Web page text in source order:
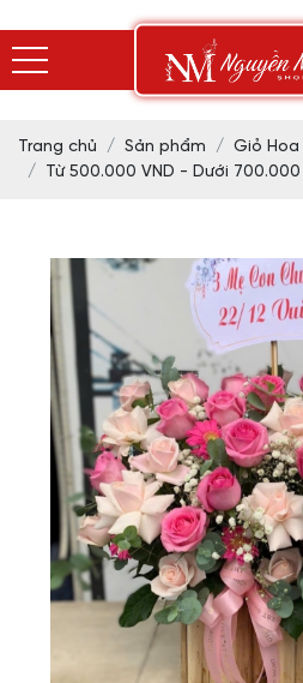
Trang chủ Sản phẩm
Giỏ Hoa
Từ 500.000 VND - Dưới 700.000